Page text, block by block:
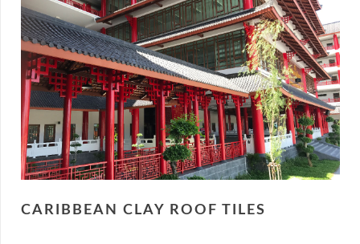
CARIBBEAN CLAY ROOF TILES